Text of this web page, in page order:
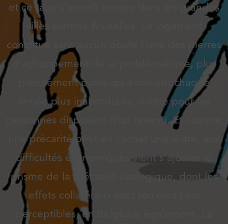
et ce taux s’accroît encore dans les grandes
villes comme Bruxelles. Le logement
constitue sans aucun doute l’une des pierres
d’achoppement de la problématique, plus
précisément parce qu’il devient chaque
année plus inabordable, même pour les
personnes disposant d’un revenu. Et comme
une précarité peut en cacher une autre, aux
difficultés économiques vient s’ajouter le
prisme de la précarité écologique, dont les
effets collatéraux sont toujours plus
perceptibles, en Belgique également. La